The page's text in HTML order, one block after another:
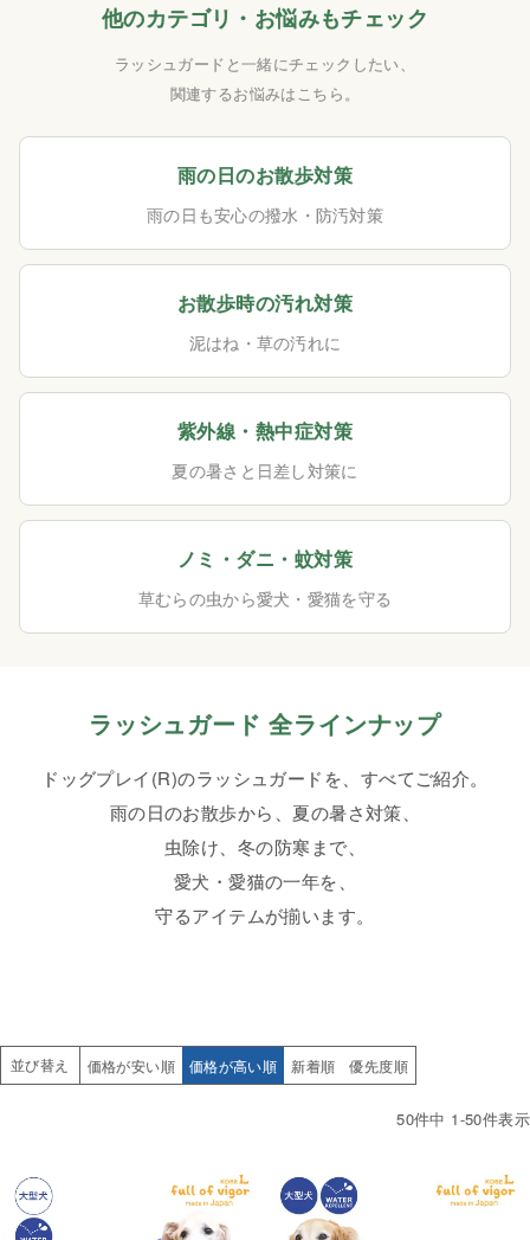
他のカテゴリ・お悩みもチェック
ラッシュガードと一緒にチェックしたい、
関連するお悩みはこちら。
雨の日のお散歩対策
雨の日も安心の撥水・防汚対策
お散歩時の汚れ対策
泥はね・草の汚れに
紫外線・熱中症対策
夏の暑さと日差し対策に
ノミ・ダニ・蚊対策
草むらの虫から愛犬・愛猫を守る
ラッシュガード 全ラインナップ
ドッグプレイ(R)のラッシュガードを、すべてご紹介。
雨の日のお散歩から、夏の暑さ対策、
虫除け、冬の防寒まで、
愛犬・愛猫の一年を、
守るアイテムが揃います。
並び替え 価格が安い順 価格が高い順 新着順 優先度順
50件中 1-50件表示